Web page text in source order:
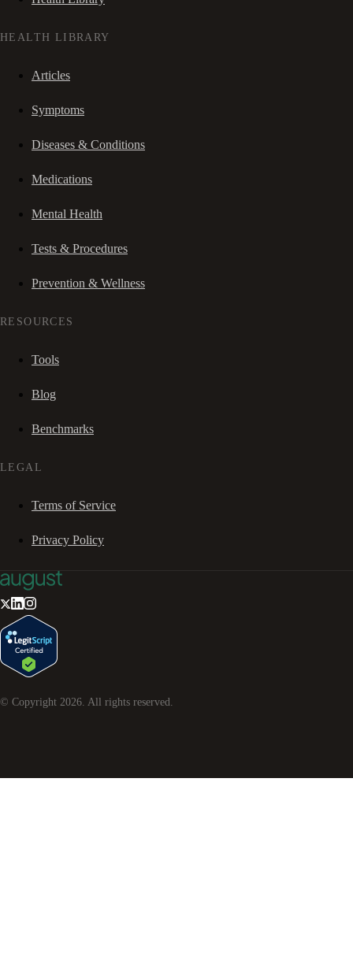
HEALTH LIBRARY
Articles
Symptoms
Diseases & Conditions
Medications
Mental Health
Tests & Procedures
Prevention & Wellness
RESOURCES
Tools
Blog
Benchmarks
LEGAL
Terms of Service
Privacy Policy
© Copyright 2026. All rights reserved.